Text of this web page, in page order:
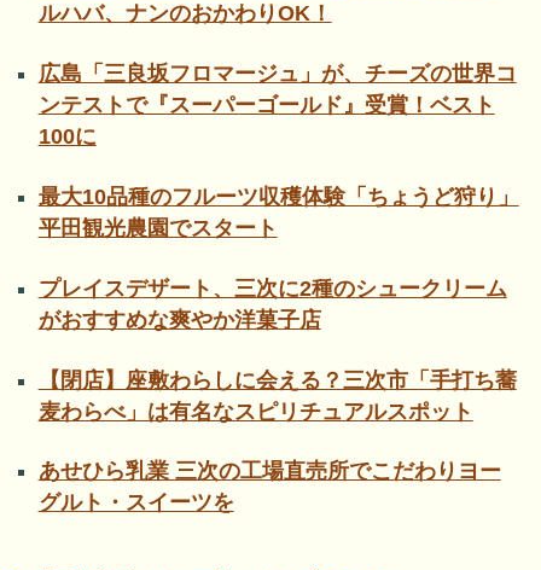
ルハバ、ナンのおかわりOK！
広島「三良坂フロマージュ」が、チーズの世界コ
ンテストで『スーパーゴールド』受賞！ベスト
100に
最大10品種のフルーツ収穫体験「ちょうど狩り」
平田観光農園でスタート
プレイスデザート、三次に2種のシュークリーム
がおすすめな爽やか洋菓子店
【閉店】座敷わらしに会える？三次市「手打ち蕎
麦わらべ」は有名なスピリチュアルスポット
あせひら乳業 三次の工場直売所でこだわりヨー
グルト・スイーツを